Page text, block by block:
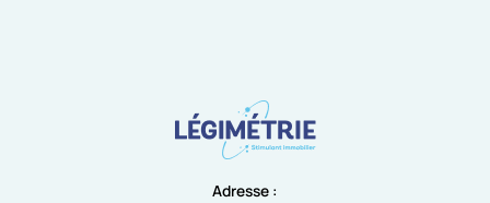
Adresse :